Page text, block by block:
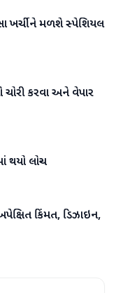
ખર્ચીને મળશે સ્પેશિયલ
ચોરી કરવા અને વેપાર
લોન્ચ
કિંમત, ડિઝાઇન,